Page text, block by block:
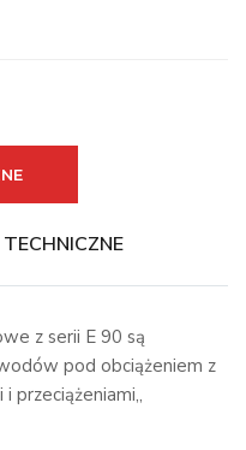
z serii E 90 są
pod obciążeniem z
przeciążeniami,,